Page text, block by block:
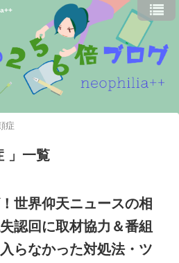
症
一覧
世界仰天ニュースの相
認回に取材協力＆番組
らなかった対処法・ツ